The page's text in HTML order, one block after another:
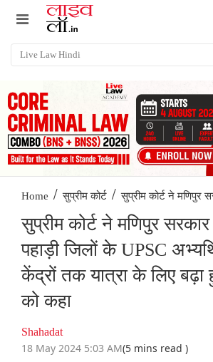
Home / सुप्रीम कोर्ट / सुप्रीम कोर्ट ने मणिपुर
सुप्रीम कोर्ट ने मणिपुर
पहाड़ी जिलों के UPSC
केंद्रों तक यात्रा के लिए बढ़ा
को कहा
Shahadat
18 May 2024 5:03 AM(5 mins read )